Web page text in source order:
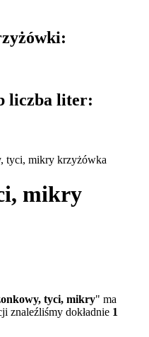
liczba liter:
tyci, mikry krzyżówka
mikry
tyci, mikry" ma
znaleźliśmy dokładnie 1